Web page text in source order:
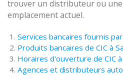
trouver un distributeur ou
emplacement actuel.
Services bancaires fournis
Produits bancaires de CIC à
Horaires d'ouverture de CIC
Agences et distributeurs